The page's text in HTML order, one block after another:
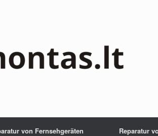
von Fernsehgeräten Reparatur